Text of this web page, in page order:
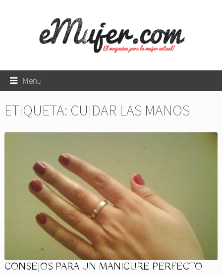
Menu
ETIQUETA: CUIDAR LAS MANOS
CONSEJOS PARA UN MANICURE PERFECTO